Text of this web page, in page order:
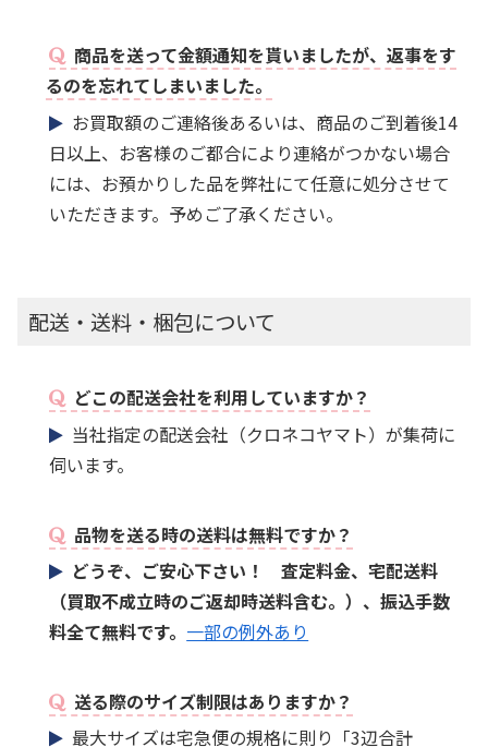
商品を送って金額通知を貰いましたが、返事をす
るのを忘れてしまいました。
お買取額のご連絡後あるいは、商品のご到着後14
日以上、お客様のご都合により連絡がつかない場合
には、お預かりした品を弊社にて任意に処分させて
いただきます。予めご了承ください。
配送・送料・梱包について
どこの配送会社を利用していますか？
当社指定の配送会社（クロネコヤマト）が集荷に
伺います。
品物を送る時の送料は無料ですか？
どうぞ、ご安心下さい！ 査定料金、宅配送料
（買取不成立時のご返却時送料含む。）、振込手数
料全て無料です。 一部の例外あり
送る際のサイズ制限はありますか？
最大サイズは宅急便の規格に則り「3辺合計